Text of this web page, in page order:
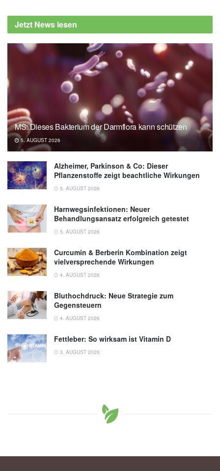
C Zee, Jay Gottfried, Thorsten Kahnt, et al.:
Olfactory connectivity mediates sleep-
(veröffentlicht 08.10.2019),
eLife
Cleveland Clinic: The Connection Between
Sleep and Hunger (veröffentlicht
23.03.2025),
Cleveland Clinic
Jetzt News lesen
MS: Dieses Bakterium der Darmflora kann schützen
5. AUGUST 2026
Alzheimer, Parkinson & Co: Dieser
Pflanzenstoffe zeigt beachtliche Wirkungen
5. AUGUST 2026
Harnwegsinfektionen: Neuer
Behandlungsansatz erfolgreich getestet
5. AUGUST 2026
Curcumin & Berberin Kombination zeigt
vielversprechende Wirkungen
4. AUGUST 2026
Bluthochdruck: Neue Strategie zum
Gegensteuern
4. AUGUST 2026
Fettleber: So wirksam ist Vitamin D
3. AUGUST 2026